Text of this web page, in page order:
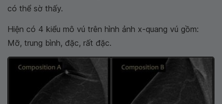
có thể sờ thấy.
Hiện có 4 kiểu mô vú trên hình ảnh x-quang vú gồm:
Mỡ, trung bình, đặc, rất đặc.